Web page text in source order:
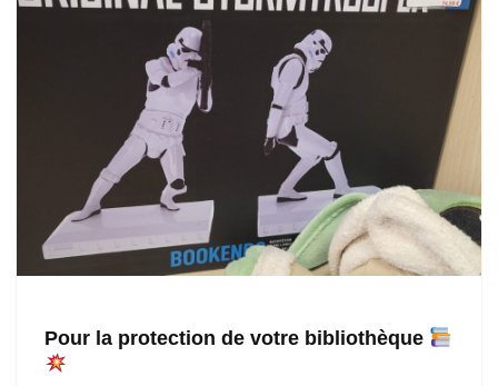
Pour la protection de votre bibliothèque